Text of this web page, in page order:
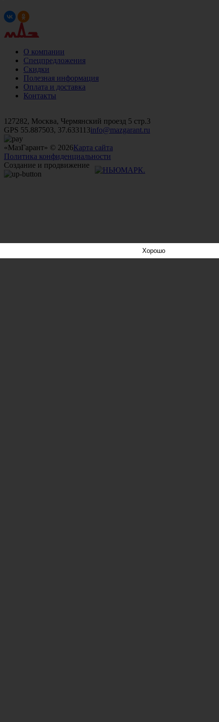
О компании
Спецпредложения
Скидки
Полезная информация
Оплата и доставка
Контакты
127282, Москва, Чермянский проезд 5 стр.3
GPS 55.887503, 37.633113info@mazgarant.ru
«МазГарант» © 2026Карта сайта
Политика конфиденциальности
Создание и продвижение
Хорошо